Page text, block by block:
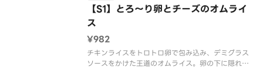
【S1】とろ～り卵とチーズのオムライ
ス
¥982
チキンライスをトロトロ卵で包み込み、デミグラス
ソースをかけた王道のオムライス。卵の下に隠れた